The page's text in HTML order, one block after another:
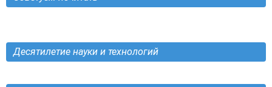
Десятилетие науки и технологий